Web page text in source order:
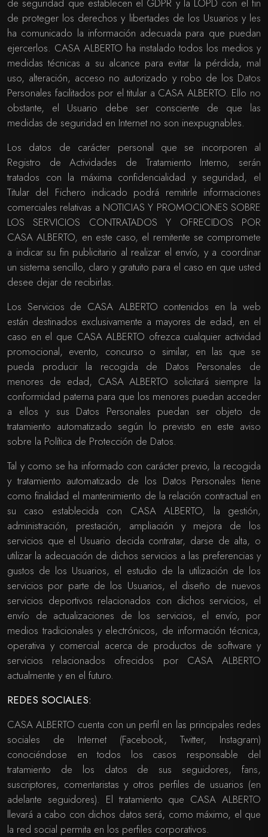
de seguridad que establecen el GDPR y la LOPD con el fin
de proteger los derechos y libertades de los Usuarios y les
ha comunicado la información adecuada para que puedan
ejercerlos. CASA ALBERTO ha instalado todos los medios y
medidas técnicas a su alcance para evitar la pérdida, mal
uso, alteración, acceso no autorizado y robo de los Datos
Personales facilitados por el titular a CASA ALBERTO. Ello no
obstante, el Usuario debe ser consciente de que las
medidas de seguridad en Internet no son inexpugnables.
Los datos de carácter personal que se incorporen al
Registro de Actividades de Tratamiento Interno, serán
tratados con la máxima confidencialidad y seguridad, el
Titular del Fichero indicado podrá remitirle informaciones
comerciales relativas a NOTICIAS Y PROMOCIONES SOBRE
LOS SERVICIOS CONTRATADOS Y OFRECIDOS POR
CASA ALBERTO, en este caso, el remitente se compromete
a indicar su fin publicitario al realizar el envío, y a coordinar
un sistema sencillo, claro y gratuito para el caso en que usted
desee dejar de recibirlas.
Los Servicios de CASA ALBERTO contenidos en la web
están destinados exclusivamente a mayores de edad, en el
caso en el que CASA ALBERTO ofrezca cualquier actividad
promocional, evento, concurso o similar, en las que se
pueda producir la recogida de Datos Personales de
menores de edad, CASA ALBERTO solicitará siempre la
conformidad paterna para que los menores puedan acceder
a ellos y sus Datos Personales puedan ser objeto de
tratamiento automatizado según lo previsto en este aviso
sobre la Política de Protección de Datos.
Tal y como se ha informado con carácter previo, la recogida
y tratamiento automatizado de los Datos Personales tiene
como finalidad el mantenimiento de la relación contractual en
su caso establecida con CASA ALBERTO, la gestión,
administración, prestación, ampliación y mejora de los
servicios que el Usuario decida contratar, darse de alta, o
utilizar la adecuación de dichos servicios a las preferencias y
gustos de los Usuarios, el estudio de la utilización de los
servicios por parte de los Usuarios, el diseño de nuevos
servicios deportivos relacionados con dichos servicios, el
envío de actualizaciones de los servicios, el envío, por
medios tradicionales y electrónicos, de información técnica,
operativa y comercial acerca de productos de software y
servicios relacionados ofrecidos por CASA ALBERTO
actualmente y en el futuro.
REDES SOCIALES:
CASA ALBERTO cuenta con un perfil en las principales redes
sociales de Internet (Facebook, Twitter, Instagram)
conociéndose en todos los casos responsable del
tratamiento de los datos de sus seguidores, fans,
suscriptores, comentaristas y otros perfiles de usuarios (en
adelante seguidores). El tratamiento que CASA ALBERTO
llevará a cabo con dichos datos será, como máximo, el que
la red social permita en los perfiles corporativos.